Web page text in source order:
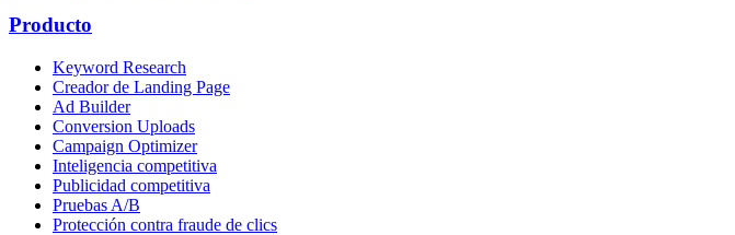
Producto
Keyword Research
Creador de Landing Page
Ad Builder
Conversion Uploads
Campaign Optimizer
Inteligencia competitiva
Publicidad competitiva
Pruebas A/B
Protección contra fraude de clics